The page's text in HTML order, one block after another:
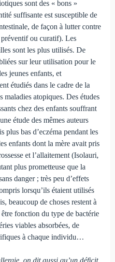
sont des « bons »
suffisante est susceptible de
de façon à lutter contre
préventif ou curatif). Les
sont les plus utilisés. De
sur leur utilisation pour le
jeunes enfants, et
étudiés dans le cadre de la
maladies atopiques. Des études
chez des enfants souffrant
étude des mêmes auteurs
plus bas d’eczéma pendant les
enfants dont la mère avait pris
et l’allaitement (Isolauri,
plus prometteuse que la
danger ; très peu d’effets
lorsqu’ils étaient utilisés
beaucoup de choses restent à
fonction du type de bactérie
viables absorbées, de
à chaque individu…
on dit aussi qu’un déficit